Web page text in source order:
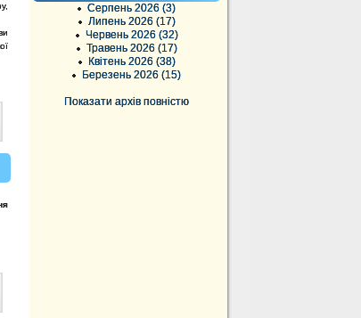
Серпень 2026 (3)
Липень 2026 (17)
Червень 2026 (32)
Травень 2026 (17)
Квітень 2026 (38)
Березень 2026 (15)
Показати архів повністю